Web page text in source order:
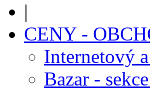
|
CENY -
Internetový
Bazar -